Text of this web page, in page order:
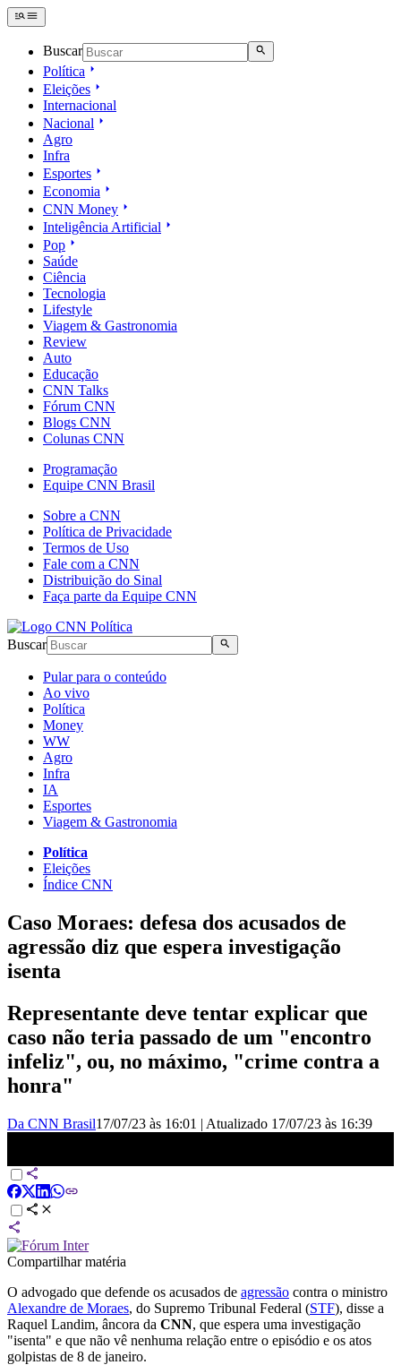
Buscar
Política
Eleições
Internacional
Nacional
Agro
Infra
Esportes
Economia
CNN Money
Inteligência Artificial
Pop
Saúde
Ciência
Tecnologia
Lifestyle
Viagem & Gastronomia
Review
Auto
Educação
CNN Talks
Fórum CNN
Blogs CNN
Colunas CNN
Programação
Equipe CNN Brasil
Sobre a CNN
Política de Privacidade
Termos de Uso
Fale com a CNN
Distribuição do Sinal
Faça parte da Equipe CNN
Buscar
Pular para o conteúdo
Ao vivo
Política
Money
WW
Agro
Infra
IA
Esportes
Viagem & Gastronomia
Política
Eleições
Índice CNN
Caso Moraes: defesa dos acusados de
agressão diz que espera investigação
isenta
Representante deve tentar explicar que
caso não teria passado de um "encontro
infeliz", ou, no máximo, "crime contra a
honra"
Da CNN Brasil17/07/23 às 16:01 | Atualizado 17/07/23 às 16:39
Compartilhar matéria
O advogado que defende os acusados de agressão contra o ministro
Alexandre de Moraes, do Supremo Tribunal Federal (STF), disse a
Raquel Landim, âncora da CNN, que espera uma investigação
"isenta" e que não vê nenhuma relação entre o episódio e os atos
golpistas de 8 de janeiro.